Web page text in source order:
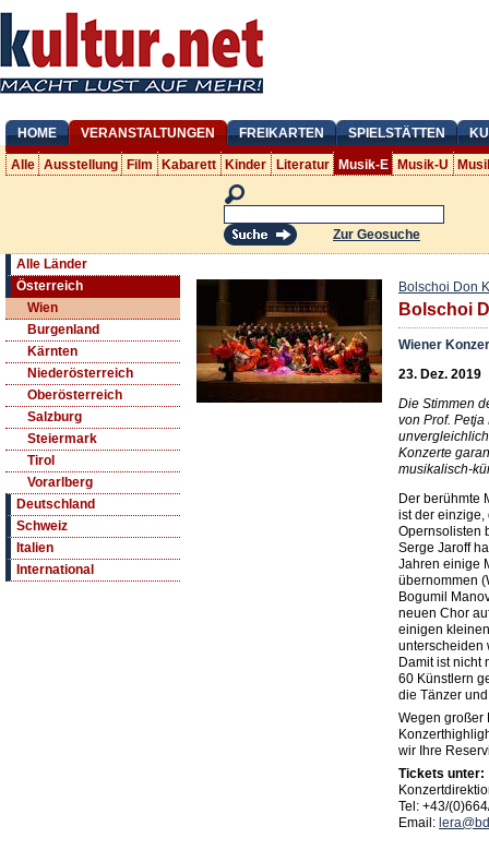
HOME VERANSTALTUNGEN FREIKARTEN SPIELSTÄTTEN
Alle Ausstellung Film Kabarett Kinder Literatur Musik-E Musik-U
Zur Geosuche
Alle Länder
Österreich
Wien
Burgenland
Kärnten
Niederösterreich
Oberösterreich
Salzburg
Steiermark
Tirol
Vorarlberg
Deutschland
Schweiz
Italien
International
Bolschoi Don
Bolschoi
Wiener
23. Dez. 2019
Die Stimmen
von Prof.
Konzerte
musikalisch-
Der berühmte
ist der
Opernsolisten
Serge Jaroff
Jahren einige
übernommen
Bogumil
neuen Chor
einigen
unterscheiden
Damit ist nicht
60 Künstlern
die Tänzer
Wegen großer
wir Ihre
Tickets unter:
Tel: +43/
Email: